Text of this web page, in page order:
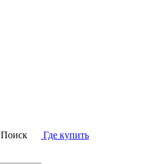
Поиск
Где купить